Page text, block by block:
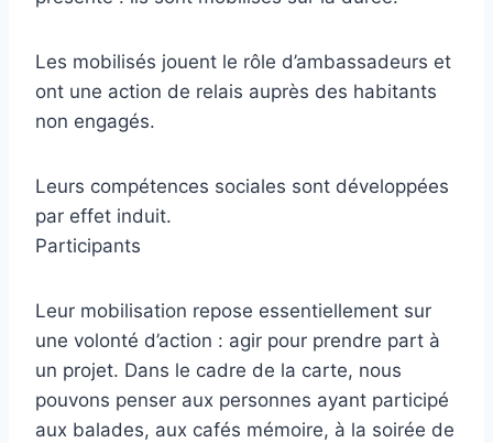
Les mobilisés jouent le rôle d’ambassadeurs et
ont une action de relais auprès des habitants
non engagés.
Leurs compétences sociales sont développées
par effet induit.
Participants
Leur mobilisation repose essentiellement sur
une volonté d’action : agir pour prendre part à
un projet. Dans le cadre de la carte, nous
pouvons penser aux personnes ayant participé
aux balades, aux cafés mémoire, à la soirée de